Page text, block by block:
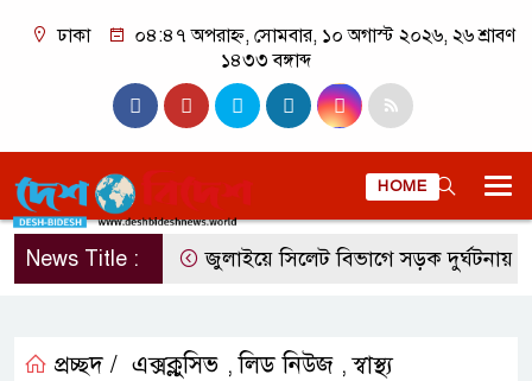
ঢাকা
০৪:৪৭ অপরাহ্ন, সোমবার, ১০ অগাস্ট ২০২৬, ২৬ শ্রাবণ
১৪৩৩ বঙ্গাব্দ
HOME
News Title : জুলাইয়ে সিলেট বিভাগে সড়ক দুর্ঘটনায়
প্রচ্ছদ / এক্সক্লুসিভ ,লিড নিউজ ,স্বাস্থ্য